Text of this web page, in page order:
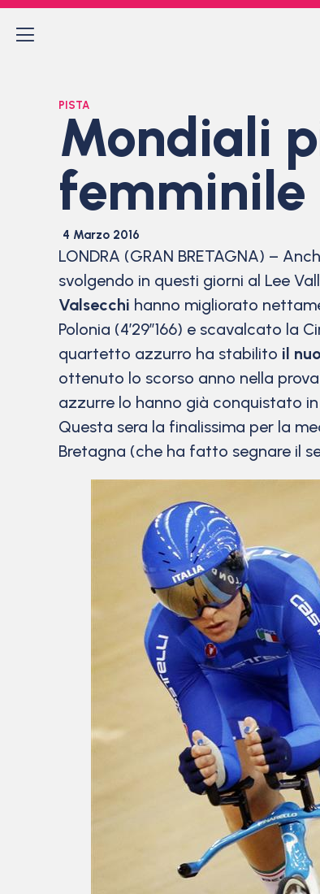
PISTA
Mondiali
femminile
4 Marzo 2016
LONDRA (GRAN BRETAGNA) –
svolgendo in questi giorni al Lee
Valsecchi hanno migliorato
Polonia (4’29”166) e scavalcato la
quartetto azzurro ha stabilito il
ottenuto lo scorso anno nella
azzurre lo hanno già conquistato
Questa sera la finalissima per la
Bretagna (che ha fatto segnare il